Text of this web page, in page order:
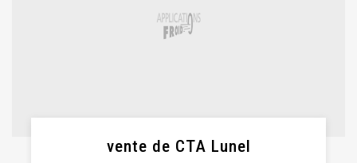
vente de CTA Lunel